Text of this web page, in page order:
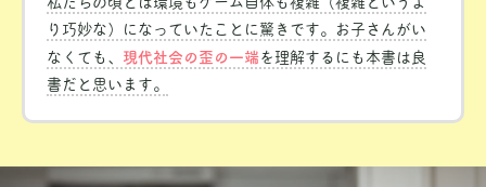
り巧妙な）になっていたことに驚きです。お子さんがい
なくても、 現代社会の歪の一端を理解するにも本書は良
書だと思います。